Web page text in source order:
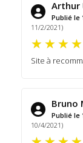
Arthur
Publié le
11/2/2021)
Site à
Bruno
Publié le
10/4/2021)